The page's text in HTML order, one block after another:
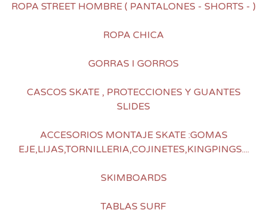
ROPA STREET HOMBRE ( PANTALONES - SHORTS - )
ROPA CHICA
GORRAS I GORROS
CASCOS SKATE , PROTECCIONES Y GUANTES
SLIDES
ACCESORIOS MONTAJE SKATE :GOMAS
EJE,LIJAS,TORNILLERIA,COJINETES,KINGPINGS....
SKIMBOARDS
TABLAS SURF